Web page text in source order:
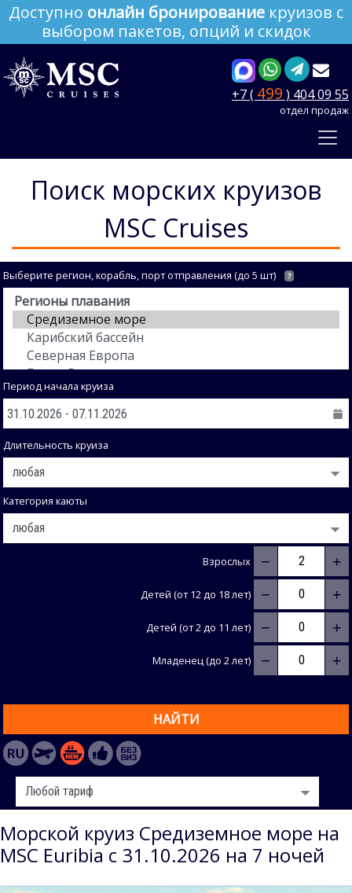
Доступно онлайн бронирование круизов с
выбором пакетов, опций и скидок
+7 ( 499 ) 404 09 55
отдел продаж
Поиск морских круизов
MSC Cruises
Выберите регион, корабль, порт отправления (до 5 шт) ?
Период начала круиза
Длительность круиза
Категория каюты
Взрослых − +
Детей (от 12 до 18 лет) − +
Детей (от 2 до 11 лет) − +
Младенец (до 2 лет) − +
НАЙТИ
Морской круиз Средиземное море на
MSC Euribia с 31.10.2026 на 7 ночей